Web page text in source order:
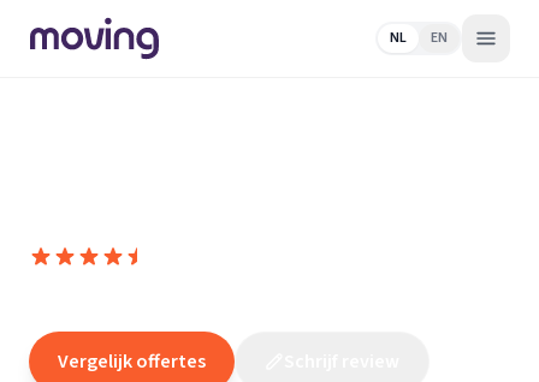
NL EN
Vergelijk offertes